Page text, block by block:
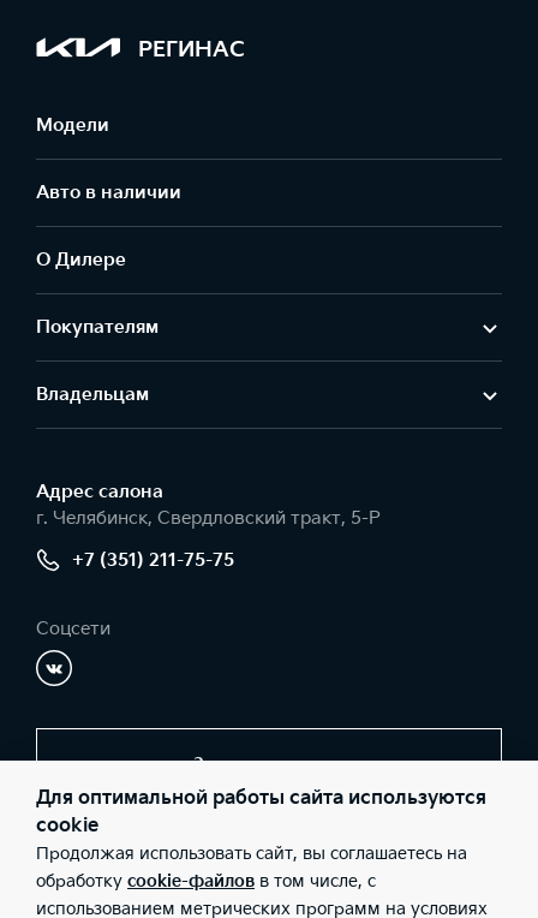
РЕГИНАС
Модели
Авто в наличии
О Дилере
Покупателям
Владельцам
Адрес салонa
г. Челябинск, Свердловский тракт, 5-Р
+7 (351) 211-75-75
Соцсети
Заказать звонок
© 2026 Юридические лица ООО "АР ДЖИ МОТОРС"
(Фактический адрес: г. Челябинск, Свердловский тракт, 5-Р;
Телефон: +7 (351) 211-75-75; ИНН: 7448091317; ОГРН:
1077448006173), ООО «Киа Россия и СНГ» (Фактический адрес:
Для оптимальной работы сайта используются
cookie
Продолжая использовать сайт, вы соглашаетесь на
обработку cookie-файлов в том числе, с
использованием метрических программ на условиях